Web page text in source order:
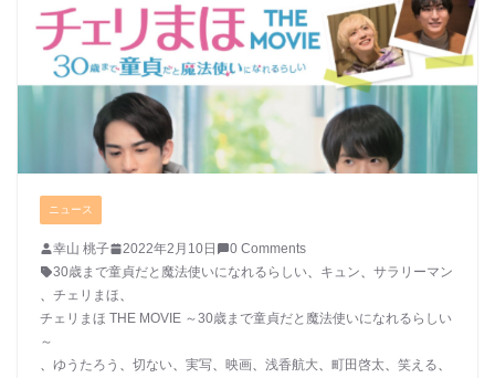
ニュース
幸山 桃子 2022年2月10日
0 Comments
30歳まで童貞だと魔法使いになれるらしい、 キュン、 サラリーマン
、 チェリまほ、
チェリまほ THE MOVIE ～30歳まで童貞だと魔法使いになれるらしい
～
、 ゆうたろう 、 切ない、 実写、 映画、 浅香航大、 町田啓太、 笑える、